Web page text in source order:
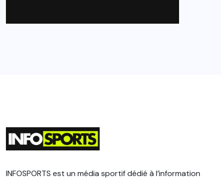
INFOSPORTS est un média sportif dédié à l’information